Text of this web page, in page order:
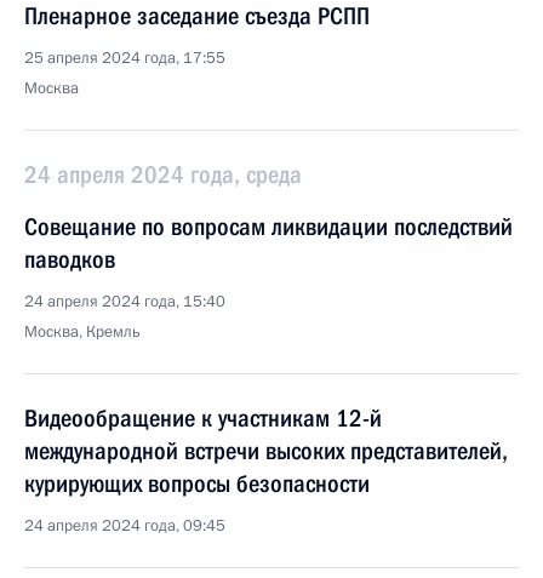
Пленарное заседание съезда РСПП
25 апреля 2024 года, 17:55
Москва
24 апреля 2024 года, среда
Совещание по вопросам ликвидации последствий
паводков
24 апреля 2024 года, 15:40
Москва, Кремль
Видеообращение к участникам 12-й
международной встречи высоких представителей,
курирующих вопросы безопасности
24 апреля 2024 года, 09:45